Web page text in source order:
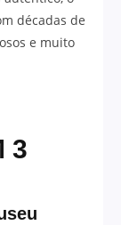
décadas de
e muito
3